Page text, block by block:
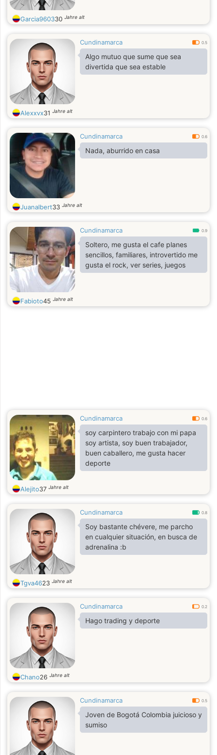
Garcia960330 Jahre alt
Cundinamarca 0.5
Algo mutuo que sume que sea
divertida que sea estable
Alexxvx31 Jahre alt
Cundinamarca 0.6
Nada, aburrido en casa
Juanalbert33 Jahre alt
Cundinamarca 0.9
Soltero, me gusta el cafe planes
sencillos, familiares, introvertido me
gusta el rock, ver series, juegos
Fabioto45 Jahre alt
Cundinamarca 0.6
soy carpintero trabajo con mi papa
soy artista, soy buen trabajador,
buen caballero, me gusta hacer
deporte
Alejito37 Jahre alt
Cundinamarca 0.8
Soy bastante chévere, me parcho
en cualquier situación, en busca de
adrenalina :b
Tgva4623 Jahre alt
Cundinamarca 0.2
Hago trading y deporte
Chano26 Jahre alt
Cundinamarca 0.5
Joven de Bogotá Colombia juicioso y
sumiso